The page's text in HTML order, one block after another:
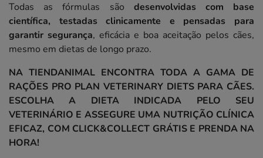
Todas as fórmulas são desenvolvidas com base
científica, testadas clinicamente e pensadas para
garantir segurança, eficácia e boa aceitação pelos cães,
mesmo em dietas de longo prazo.
NA TIENDANIMAL ENCONTRA TODA A GAMA DE
RAÇÕES PRO PLAN VETERINARY DIETS PARA CÃES.
ESCOLHA A DIETA INDICADA PELO SEU
VETERINÁRIO E ASSEGURE UMA NUTRIÇÃO CLÍNICA
EFICAZ, COM CLICK&COLLECT GRÁTIS E PRENDA NA
HORA!